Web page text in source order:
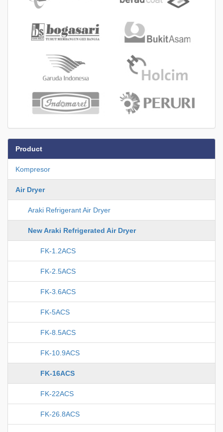
Product
Kompresor
Air Dryer
Araki Refrigerant Air Dryer
New Araki Refrigerated Air Dryer
FK-1.2ACS
FK-2.5ACS
FK-3.6ACS
FK-5ACS
FK-8.5ACS
FK-10.9ACS
FK-16ACS
FK-22ACS
FK-26.8ACS